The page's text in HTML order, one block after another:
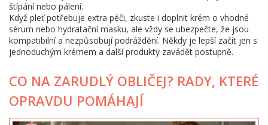
štípání nebo pálení.
Když pleť potřebuje extra péči, zkuste i doplnit krém o vhodné
sérum nebo hydratační masku, ale vždy se ubezpečte, že jsou
kompatibilní a nezpůsobují podráždění. Někdy je lepší začít jen s
jednoduchým krémem a další produkty zavádět postupně.
CO NA ZARUDLÝ OBLIČEJ? RADY, KTERÉ
OPRAVDU POMÁHAJÍ